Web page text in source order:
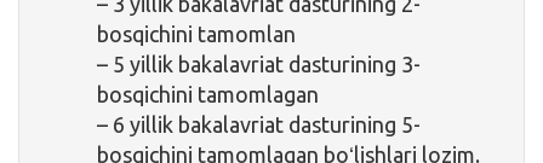
bosqichini tamomlan
– 5 yillik bakalavriat dasturining 3-
bosqichini tamomlagan
– 6 yillik bakalavriat dasturining 5-
bosqichini tamomlagan boʻlishlari lozim.